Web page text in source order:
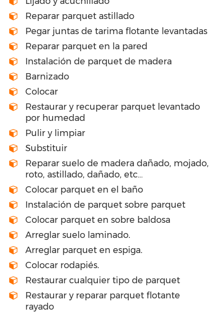
Reparar parquet astillado
Pegar juntas de tarima flotante levantadas
Reparar parquet en la pared
Instalación de parquet de madera
Barnizado
Colocar
Restaurar y recuperar parquet levantado
por humedad
Pulir y limpiar
Substituir
Reparar suelo de madera dañado, mojado,
roto, astillado, dañado, etc…
Colocar parquet en el baño
Instalación de parquet sobre parquet
Colocar parquet en sobre baldosa
Arreglar suelo laminado.
Arreglar parquet en espiga.
Colocar rodapiés.
Restaurar cualquier tipo de parquet
Restaurar y reparar parquet flotante
rayado